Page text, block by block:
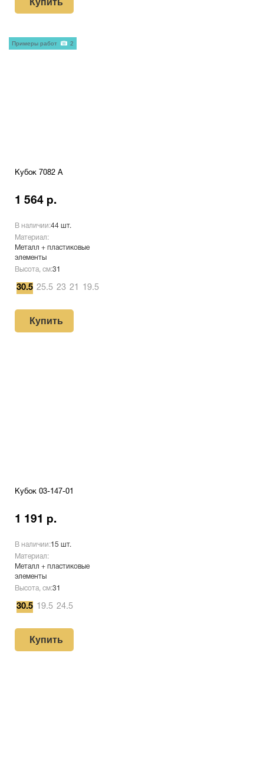
Купить
Кубок 7082 A
1 564 р.
В наличии:44 шт.
Материал:
Металл + пластиковые
элементы
Высота, см:31
30.5 25.5 23 21 19.5
Купить
Примеры работ 2
Кубок 03-147-01
1 191 р.
В наличии:15 шт.
Материал:
Металл + пластиковые
элементы
Высота, см:31
30.5 19.5 24.5
Купить